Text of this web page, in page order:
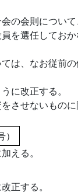
の会則につい
を選任してお
は、なお従前の
に改正する。
させないもの
える。
正する。